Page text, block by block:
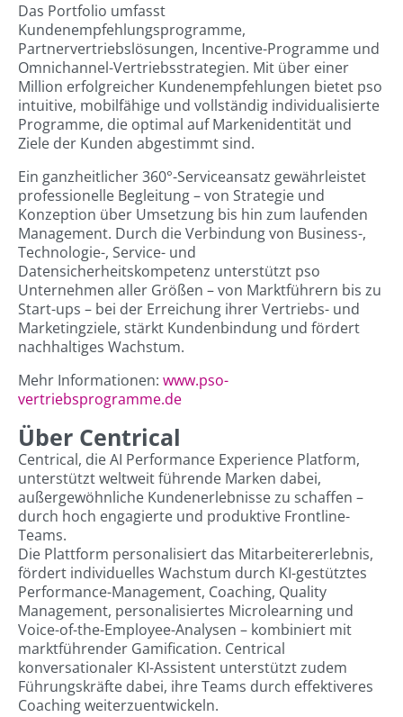
Das Portfolio umfasst
Kundenempfehlungsprogramme,
Partnervertriebslösungen, Incentive-Programme und
Omnichannel-Vertriebsstrategien. Mit über einer
Million erfolgreicher Kundenempfehlungen bietet pso
intuitive, mobilfähige und vollständig individualisierte
Programme, die optimal auf Markenidentität und
Ziele der Kunden abgestimmt sind.
Ein ganzheitlicher 360°-Serviceansatz gewährleistet
professionelle Begleitung – von Strategie und
Konzeption über Umsetzung bis hin zum laufenden
Management. Durch die Verbindung von Business-,
Technologie-, Service- und
Datensicherheitskompetenz unterstützt pso
Unternehmen aller Größen – von Marktführern bis zu
Start-ups – bei der Erreichung ihrer Vertriebs- und
Marketingziele, stärkt Kundenbindung und fördert
nachhaltiges Wachstum.
Mehr Informationen: www.pso-
vertriebsprogramme.de
Über Centrical
Centrical, die AI Performance Experience Platform,
unterstützt weltweit führende Marken dabei,
außergewöhnliche Kundenerlebnisse zu schaffen –
durch hoch engagierte und produktive Frontline-
Teams.
Die Plattform personalisiert das Mitarbeitererlebnis,
fördert individuelles Wachstum durch KI-gestütztes
Performance-Management, Coaching, Quality
Management, personalisiertes Microlearning und
Voice-of-the-Employee-Analysen – kombiniert mit
marktführender Gamification. Centrical
konversationaler KI-Assistent unterstützt zudem
Führungskräfte dabei, ihre Teams durch effektiveres
Coaching weiterzuentwickeln.